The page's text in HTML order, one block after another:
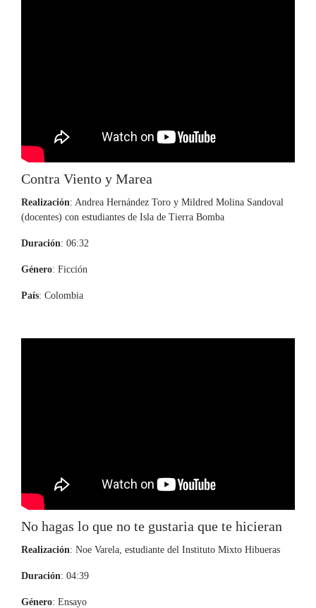
Contra Viento y Marea
Realización: Andrea Hernández Toro y Mildred Molina Sandoval
(docentes) con estudiantes de Isla de Tierra Bomba
Duración: 06:32
Género: Ficción
País: Colombia
No hagas lo que no te gustaria que te hicieran
Realización: Noe Varela, estudiante del Instituto Mixto Hibueras
Duración: 04:39
Género: Ensayo